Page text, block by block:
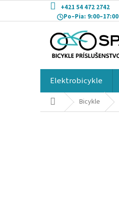
obsah
+421 54 472 2742
Po–Pia: 9:00–17:00
Elektrobicykle
DomovBicykle